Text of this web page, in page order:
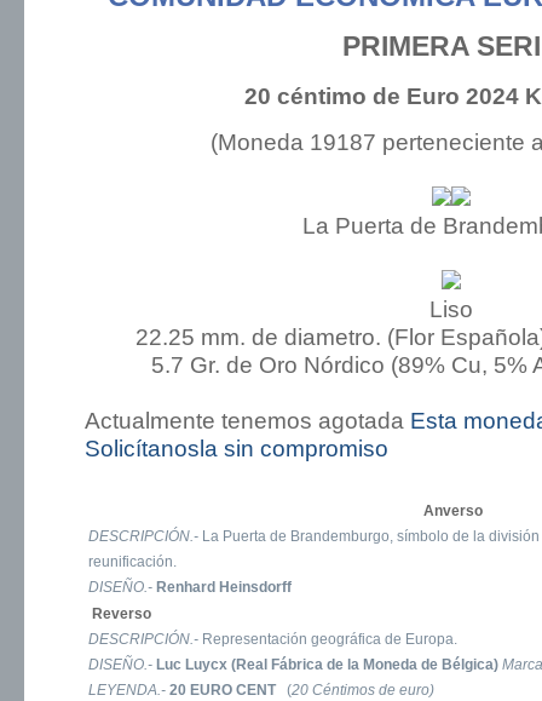
PRIMERA
20 céntimo de Euro 2024
(Moneda 19187 perteneciente
La Puerta de
Liso
22.25 mm. de diametro. (Flor
5.7 Gr. de Oro Nórdico (89% Cu, 5%
Actualmente tenemos agotada Esta
Solicítanosla sin compromiso
Anverso
DESCRIPCIÓN.- La Puerta de Brandemburgo, símbolo de la
reunificación.
DISEÑO.- Renhard Heinsdorff
Reverso
DESCRIPCIÓN.- Representación geográfica de Europa.
DISEÑO.- Luc Luycx (Real Fábrica de la Moneda de Bélgica)
LEYENDA.- 20 EURO CENT(20 Céntimos de euro)